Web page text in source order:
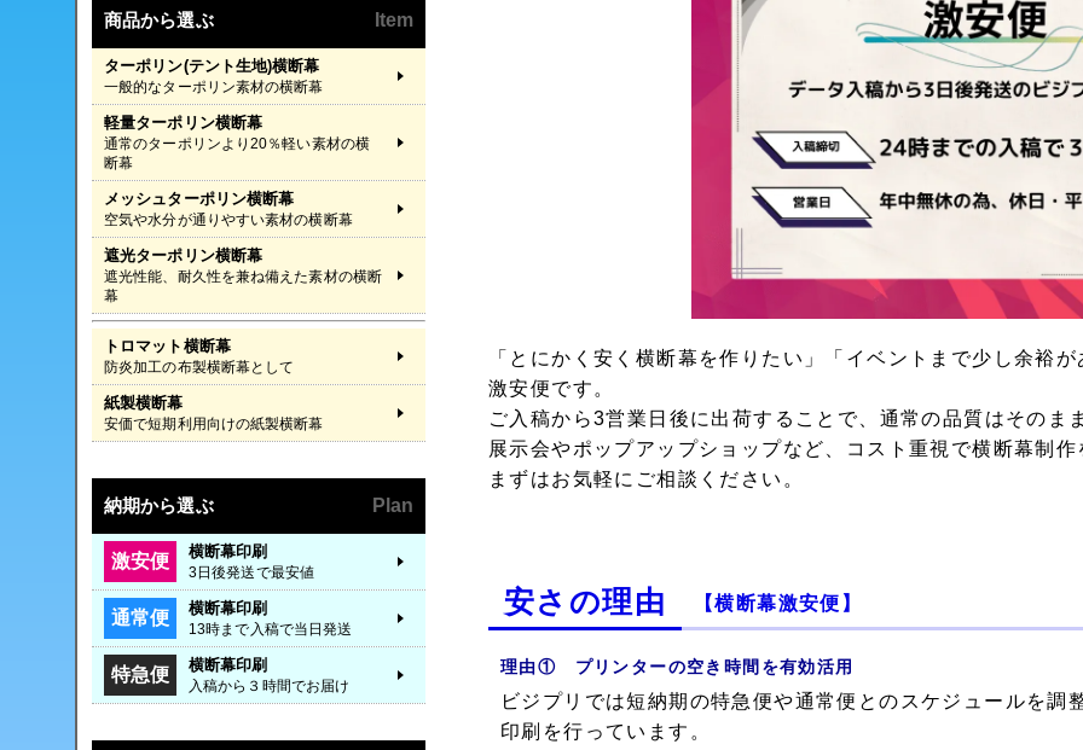
「とにかく安く横断幕を作りたい」「イベントまで少し余裕
激安便です。
ご入稿から3営業日後に出荷することで、通常の品質はそのま
展示会やポップアップショップなど、
コスト重視で横断幕制作
まずはお気軽にご相談ください。
安さの理由 【横断幕激安便】
理由① プリンターの空き時間を有効活用
ビジプリでは短納期の特急便や通常便とのスケジュールを調
印刷を行っています。
商品から選ぶ Item
ターポリン(テント生地)横断幕
一般的なターポリン素材の横断幕
軽量ターポリン横断幕
通常のターポリンより20％軽い素材の横
断幕
メッシュターポリン横断幕
空気や水分が通りやすい素材の横断幕
遮光ターポリン横断幕
遮光性能、耐久性を兼ね備えた素材の横断
幕
トロマット横断幕
防炎加工の布製横断幕として
紙製横断幕
安価で短期利用向けの紙製横断幕
納期から選ぶ Plan
激安便 横断幕印刷
3日後発送で最安値
通常便 横断幕印刷
13時まで入稿で当日発送
特急便 横断幕印刷
入稿から３時間でお届け